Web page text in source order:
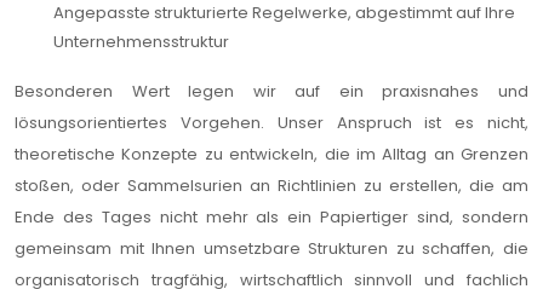
Angepasste strukturierte Regelwerke, abgestimmt auf Ihre
Unternehmensstruktur
Besonderen Wert legen wir auf ein praxisnahes und
lösungsorientiertes Vorgehen. Unser Anspruch ist es nicht,
theoretische Konzepte zu entwickeln, die im Alltag an Grenzen
stoßen, oder Sammelsurien an Richtlinien zu erstellen, die am
Ende des Tages nicht mehr als ein Papiertiger sind, sondern
gemeinsam mit Ihnen umsetzbare Strukturen zu schaffen, die
organisatorisch tragfähig, wirtschaftlich sinnvoll und fachlich